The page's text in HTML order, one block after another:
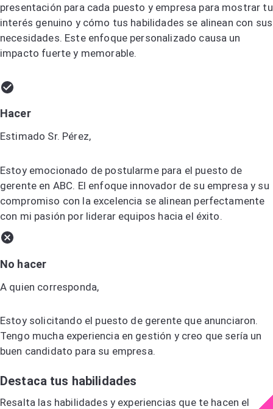
presentación para cada puesto y empresa para mostrar tu
interés genuino y cómo tus habilidades se alinean con sus
necesidades. Este enfoque personalizado causa un
impacto fuerte y memorable.
Hacer
Estimado Sr. Pérez,
Estoy emocionado de postularme para el puesto de
gerente en ABC. El enfoque innovador de su empresa y su
compromiso con la excelencia se alinean perfectamente
con mi pasión por liderar equipos hacia el éxito.
No hacer
A quien corresponda,
Estoy solicitando el puesto de gerente que anunciaron.
Tengo mucha experiencia en gestión y creo que sería un
buen candidato para su empresa.
Destaca tus habilidades
Resalta las habilidades y experiencias que te hacen el